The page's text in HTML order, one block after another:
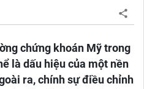
chứng khoán Mỹ trong
là dấu hiệu của một nền
ra, chính sự điều chỉnh